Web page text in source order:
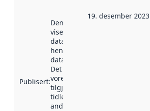
Publisert:
Denne datoen
viser når
datasettet vart
henta inn av
data.norge.no.
Det kan ha
vore
tilgjengeleg
tidlegare
andre stader.
19. desember 2023